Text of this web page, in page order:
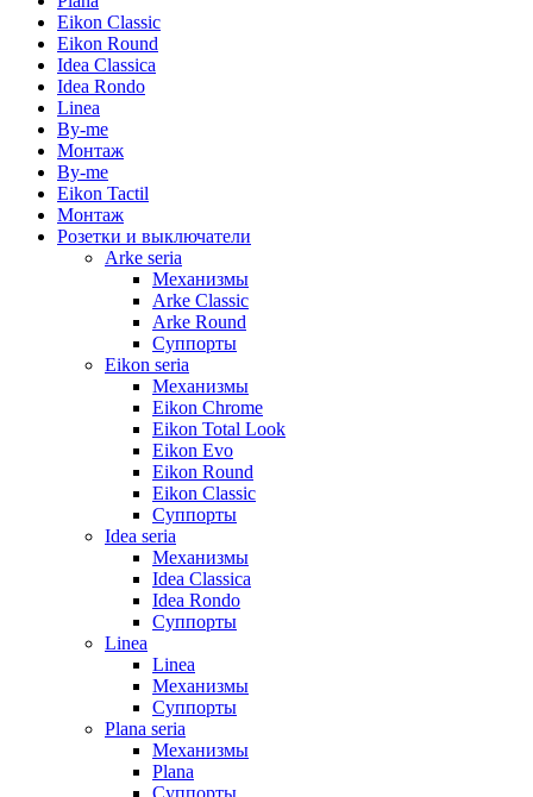
Eikon Classic
Eikon Round
Idea Classica
Idea Rondo
Linea
By-me
Монтаж
By-me
Eikon Tactil
Монтаж
Розетки и выключатели
Arke seria
Механизмы
Arke Classic
Arke Round
Суппорты
Eikon seria
Механизмы
Eikon Chrome
Eikon Total Look
Eikon Evo
Eikon Round
Eikon Classic
Суппорты
Idea seria
Механизмы
Idea Classica
Idea Rondo
Суппорты
Linea
Linea
Механизмы
Суппорты
Plana seria
Механизмы
Plana
Суппорты